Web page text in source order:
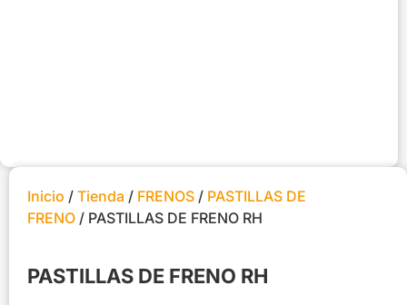
Inicio / Tienda / FRENOS / PASTILLAS DE
FRENO / PASTILLAS DE FRENO RH
PASTILLAS DE FRENO RH